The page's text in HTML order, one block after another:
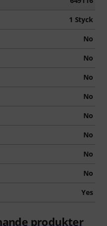
1 Styck
No
No
No
No
No
No
No
No
Yes
produkter